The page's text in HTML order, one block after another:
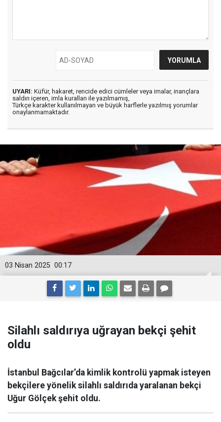
UYARI: Küfür, hakaret, rencide edici cümleler veya imalar, inançlara
saldırı içeren, imla kuralları ile yazılmamış,
Türkçe karakter kullanılmayan ve büyük harflerle yazılmış yorumlar
onaylanmamaktadır.
00:17
03 Nisan 2025
Silahlı saldırıya uğrayan bekçi şehit
oldu
İstanbul Bağcılar’da kimlik kontrolü yapmak isteyen
bekçilere yönelik silahlı saldırıda yaralanan bekçi
Uğur Gölçek şehit oldu.